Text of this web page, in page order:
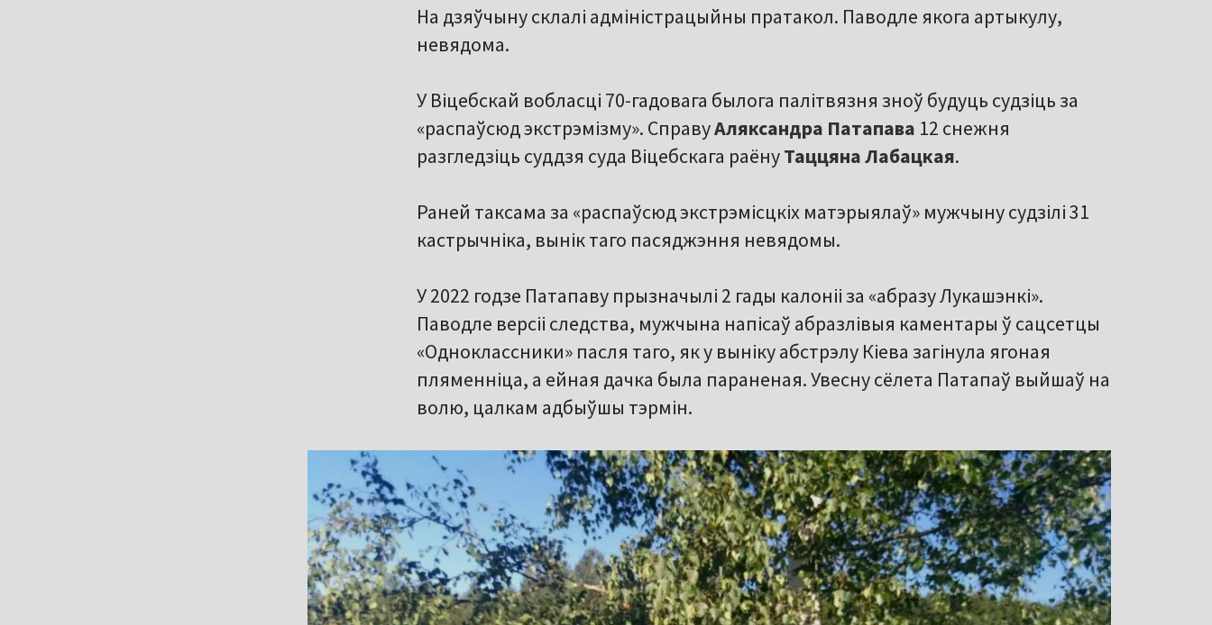
На дзяўчыну склалі адміністрацыйны пратакол. Паводле якога артыкулу,
невядома.
У Віцебскай вобласці 70-гадовага былога палітвязня зноў будуць судзіць за
«распаўсюд экстрэмізму». СправуАляксандра Патапава 12 снежня
разгледзіць суддзя суда Віцебскага раёнуТаццянаЛабацкая.
Раней таксама за «распаўсюд экстрэмісцкіх матэрыялаў» мужчыну судзілі 31
кастрычніка, вынік таго пасяджэння невядомы.
У 2022 годзе Патапаву прызначылі 2 гады калоніі за «абразу Лукашэнкі».
Паводле версіі следства, мужчына напісаў абразлівыя каментары ў сацсетцы
«Одноклассники» пасля таго, як у выніку абстрэлу Кіева загінула ягоная
пляменніца, а ейная дачка была параненая. Увесну сёлета Патапаў выйшаў на
волю, цалкам адбыўшы тэрмін.